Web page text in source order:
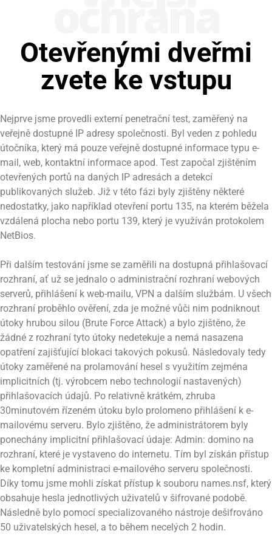
Otevřenými dveřmi
zvete ke vstupu
Nejprve jsme provedli externí penetrační test, zaměřený na
veřejně dostupné IP adresy společnosti. Byl veden z pohledu
útočníka, který má pouze veřejně dostupné informace typu e-
mail, web, kontaktní informace apod. Test započal zjištěním
otevřených portů na daných IP adresách a detekcí
publikovaných služeb. Již v této fázi byly zjištěny některé
nedostatky, jako například otevření portu 135, na kterém běžela
vzdálená plocha nebo portu 139, který je využíván protokolem
NetBios.
Při dalším testování jsme se zaměřili na dostupná přihlašovací
rozhraní, ať už se jednalo o administrační rozhraní webových
serverů, přihlášení k web-mailu, VPN a dalším službám. U všech
rozhraní proběhlo ověření, zda je možné vůči nim podniknout
útoky hrubou silou (Brute Force Attack) a bylo zjištěno, že
žádné z rozhraní tyto útoky nedetekuje a nemá nasazena
opatření zajišťující blokaci takových pokusů. Následovaly tedy
útoky zaměřené na prolamování hesel s využitím zejména
implicitních (tj. výrobcem nebo technologií nastavených)
přihlašovacích údajů. Po relativně krátkém, zhruba
30minutovém řízeném útoku bylo prolomeno přihlášení k e-
mailovému serveru. Bylo zjištěno, že administrátorem byly
ponechány implicitní přihlašovací údaje: Admin: domino na
rozhraní, které je vystaveno do internetu. Tím byl získán přístup
ke kompletní administraci e-mailového serveru společnosti.
Díky tomu jsme mohli získat přístup k souboru names.nsf, který
obsahuje hesla jednotlivých uživatelů v šifrované podobě.
Následně bylo pomocí specializovaného nástroje dešifrováno
50 uživatelských hesel, a to během necelých 2 hodin.